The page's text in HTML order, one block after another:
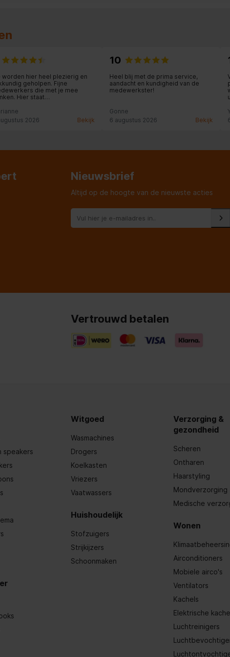
420 W
6 eieren
worden hier heel plezierig en
geholpen. Fijne
die met je mee
Hier staat
2026
Bekijk
10
Heel blij met de prima service,
aandacht en kundigheid van de
medewerkster!
Gonne
6 augustus 2026
Bekijk
Nieuwsbrief
Altijd op de hoogte van de nieuwste acties
Vertrouwd betalen
speakers
Witgoed
Wasmachines
Drogers
Koelkasten
Vriezers
Vaatwassers
Huishoudelijk
Stofzuigers
Strijkijzers
Schoonmaken
Verzorging &
gezondheid
Scheren
Ontharen
Haarstyling
Mondverzorging
Medische
Wonen
Airconditioners
Mobiele airco's
Ventilators
Kachels
Elektrische
Luchtreinigers